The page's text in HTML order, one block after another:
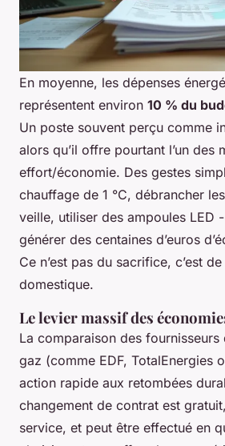
En moyenne, les dépenses
représentent environ 10 % du
Un poste souvent perçu comme
alors qu’il offre pourtant l’un des
effort/économie. Des gestes
chauffage de 1 °C, débrancher
veille, utiliser des ampoules LED
générer des centaines d’euros
Ce n’est pas du sacrifice, c’est
domestique.
Le levier massif des
La comparaison des fournisseurs
gaz (comme EDF, TotalEnergies
action rapide aux retombées
changement de contrat est
service, et peut être effectué en